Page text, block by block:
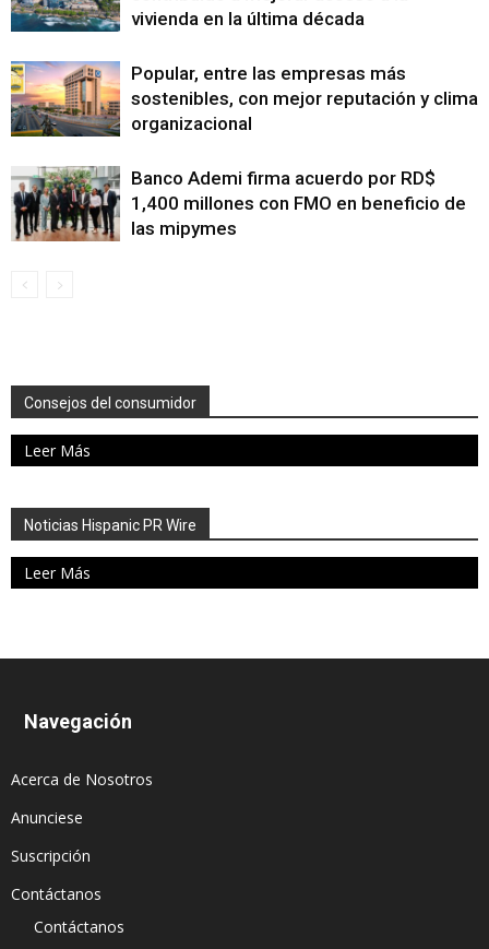
vivienda en la última década
Popular, entre las empresas más
sostenibles, con mejor reputación y clima
organizacional
Banco Ademi firma acuerdo por RD$
1,400 millones con FMO en beneficio de
las mipymes
Consejos del consumidor
Leer Más
Noticias Hispanic PR Wire
Leer Más
Navegación
Acerca de Nosotros
Anunciese
Suscripción
Contáctanos
Contáctanos